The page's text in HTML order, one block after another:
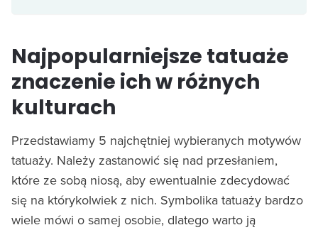
Najpopularniejsze tatuaże
znaczenie ich w różnych
kulturach
Przedstawiamy 5 najchętniej wybieranych motywów
tatuaży. Należy zastanowić się nad przesłaniem,
które ze sobą niosą, aby ewentualnie zdecydować
się na którykolwiek z nich. Symbolika tatuaży bardzo
wiele mówi o samej osobie, dlatego warto ją